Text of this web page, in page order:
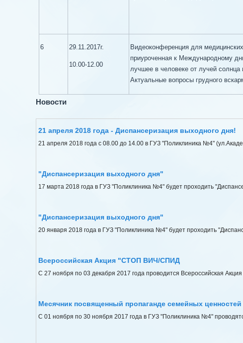
6 29.11.2017г.
10.00-12.00
Видеоконференция для
приуроченная к Международному
лучшее в человеке от лучей солнца
Актуальные вопросы грудного
Новости
21 апреля 2018 года - Диспансеризация выходного дня!
21 апреля 2018 года с 08.00 до 14.00 в ГУЗ "Поликлиника №4"
"Диспансеризация выходного дня"
17 марта 2018 года в ГУЗ "Поликлиника №4" будет проходить
"Диспансеризация выходного дня"
20 января 2018 года в ГУЗ "Поликлиника №4" будет проходить
Всероссийская Акция "СТОП ВИЧ/СПИД
С 27 ноября по 03 декабря 2017 года проводится Всероссийская
Месячник посвященный пропаганде семейных
С 01 ноября по 30 ноября 2017 года в ГУЗ "Поликлиника №4"